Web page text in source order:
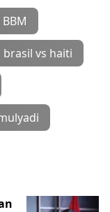
BBM
brasil vs haiti